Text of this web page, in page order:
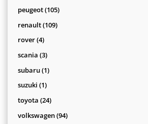
productos
peugeot 105105
renault 109109
rover 44
productos
scania 33
productos
subaru 11
suzuki 11
producto
toyota 2424
productos
volkswagen 9494